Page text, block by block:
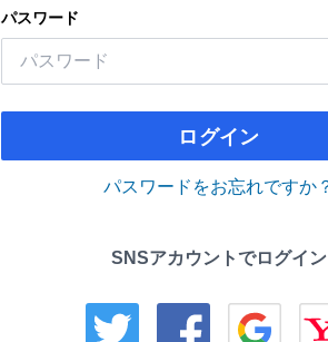
パスワード
ログイン
パスワードをお忘れですか
SNSアカウントでログイン